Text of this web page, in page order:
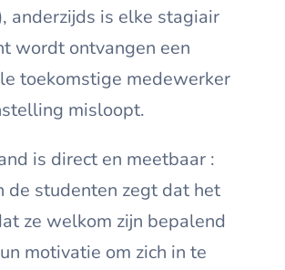
anderzijds is elke stagiair
wordt ontvangen een
toekomstige medewerker
misloopt.
is direct en meetbaar :
de studenten zegt dat het
ze welkom zijn bepalend
motivatie om zich in te